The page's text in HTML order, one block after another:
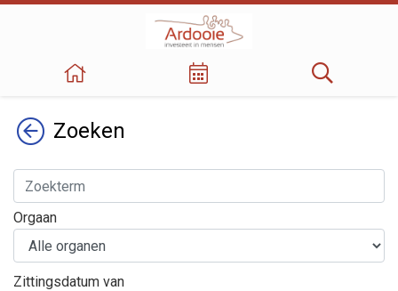
TerugZoeken
Orgaan
Zittingsdatum van